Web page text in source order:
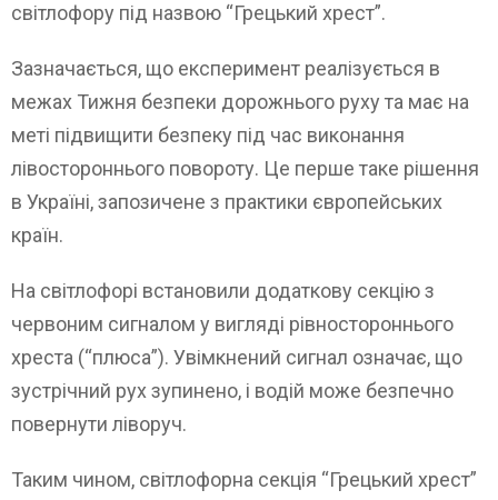
світлофору під назвою “Грецький хрест”.
Зазначається, що експеримент реалізується в
межах Тижня безпеки дорожнього руху та має на
меті підвищити безпеку під час виконання
лівостороннього повороту. Це перше таке рішення
в Україні, запозичене з практики європейських
країн.
На світлофорі встановили додаткову секцію з
червоним сигналом у вигляді рівностороннього
хреста (“плюса”). Увімкнений сигнал означає, що
зустрічний рух зупинено, і водій може безпечно
повернути ліворуч.
Таким чином, світлофорна секція “Грецький хрест”